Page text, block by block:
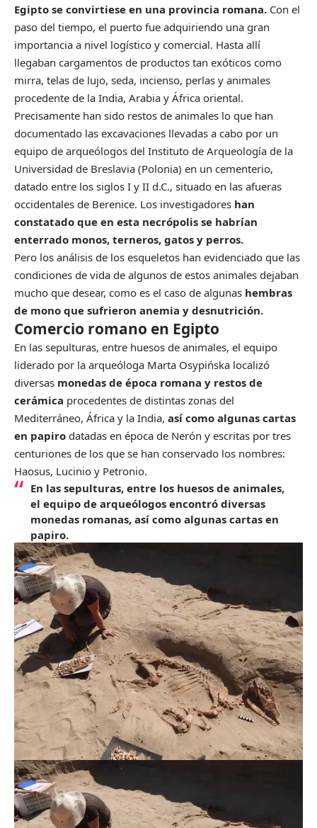
Egipto se convirtiese en una provincia romana. Con el
paso del tiempo, el puerto fue adquiriendo una gran
importancia a nivel logístico y comercial. Hasta allí
llegaban cargamentos de productos tan exóticos como
mirra, telas de lujo, seda, incienso, perlas y animales
procedente de la India, Arabia y África oriental.
Precisamente han sido restos de animales lo que han
documentado las excavaciones llevadas a cabo por un
equipo de arqueólogos del Instituto de Arqueología de la
Universidad de Breslavia (Polonia) en un cementerio,
datado entre los siglos I y II d.C., situado en las afueras
occidentales de Berenice. Los investigadores han
constatado que en esta necrópolis se habrían
enterrado monos, terneros, gatos y perros.
Pero los análisis de los esqueletos han evidenciado que las
condiciones de vida de algunos de estos animales dejaban
mucho que desear, como es el caso de algunas hembras
de mono que sufrieron anemia y desnutrición.
Comercio romano en Egipto
En las sepulturas, entre huesos de animales, el equipo
liderado por la arqueóloga Marta Osypińska localizó
diversas monedas de época romana y restos de
cerámica procedentes de distintas zonas del
Mediterráneo, África y la India, así como algunas cartas
en papiro datadas en época de Nerón y escritas por tres
centuriones de los que se han conservado los nombres:
Haosus, Lucinio y Petronio.
En las sepulturas, entre los huesos de animales,
el equipo de arqueólogos encontró diversas
monedas romanas, así como algunas cartas en
papiro.